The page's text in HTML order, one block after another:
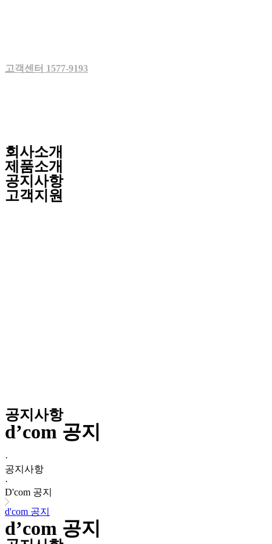
고객센터 1577-9193
회사소개
제품소개
공지사항
고객지원
공지사항
d’com 공지
·
공지사항
·
D'com 공지
d'com 공지
d’com 공지